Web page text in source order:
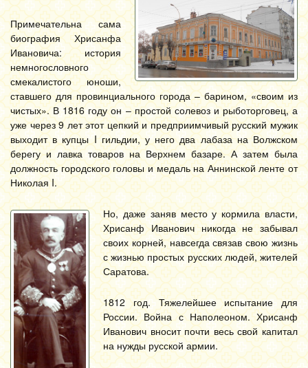
Примечательна сама
биография Хрисанфа
Ивановича: история
немногословного
смекалистого юноши,
ставшего для провинциального города – барином, «своим из
чистых». В 1816 году он – простой солевоз и рыботорговец, а
уже через 9 лет этот цепкий и предприимчивый русский мужик
выходит в купцы I гильдии, у него два лабаза на Волжском
берегу и лавка товаров на Верхнем базаре. А затем была
должность городского головы и медаль на Аннинской ленте от
Николая I.
Но, даже заняв место у кормила власти,
Хрисанф Иванович никогда не забывал
своих корней, навсегда связав свою жизнь
с жизнью простых русских людей, жителей
Саратова.
1812 год. Тяжелейшее испытание для
России. Война с Наполеоном. Хрисанф
Иванович вносит почти весь свой капитал
на нужды русской армии.